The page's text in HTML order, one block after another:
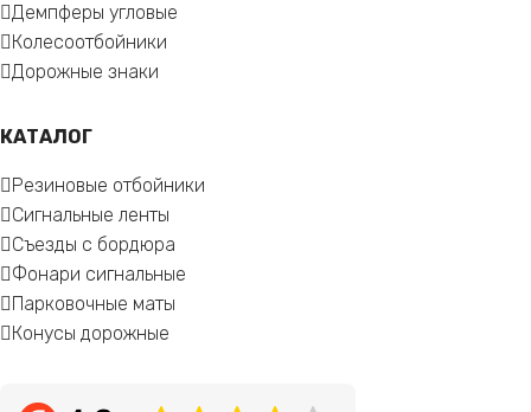
Демпферы угловые
Колесоотбойники
Дорожные знаки
КАТАЛОГ
Резиновые отбойники
Сигнальные ленты
Съезды с бордюра
Фонари сигнальные
Парковочные маты
Конусы дорожные